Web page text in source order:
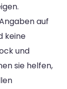
auf
keine
und
sie helfen,